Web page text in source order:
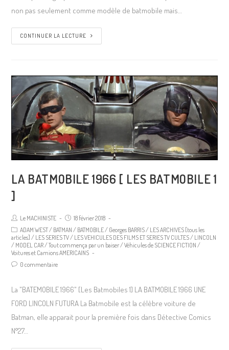
non pas seulement comme modèle de batmobile mais…
CONTINUER LA LECTURE
LA BATMOBILE 1966 [ LES BATMOBILE 1
]
Le MACHINISTE
18 février 2018
ADAM WEST/ BATMAN / BATMOBILE/ Georges BARRIS/ LES ARCHIVES [tous les
articles] / LES SERIES TV/ LES VEHICULES DES FILMS ET SERIES TV CULTES/ LINCOLN
/ MODEL CAR/Tout commença par un baiser/Véhicules de SCIENCE FICTION /
Voitures et Camions AMERICAINS
0 commentaire
La "BATEMOBILE 1966" [Les Batmobiles 1] LA BATMOBILE 1966 UNE
FORD LINCOLN FUTURA La Batmobile est la célèbre voiture de
Batman, elle apparait pour la première fois dans Détective Comics
N°27…